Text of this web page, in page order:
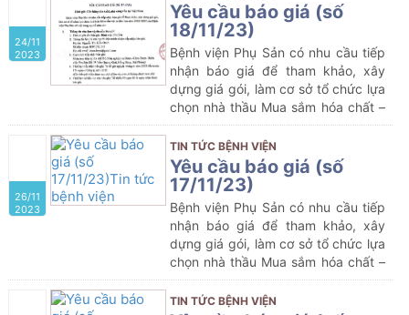
24/11
2023
Yêu cầu báo giá (số
18/11/23)
Bệnh viện Phụ Sản có nhu cầu tiếp
nhận báo giá để tham khảo, xây
dựng giá gói, làm cơ sở tổ chức lựa
chọn nhà thầu Mua sắm hóa chất –
vật tư y tế của Bệnh viện Phụ Sản
26/11
2023
TIN TỨC BỆNH VIỆN
Yêu cầu báo giá (số
17/11/23)
Bệnh viện Phụ Sản có nhu cầu tiếp
nhận báo giá để tham khảo, xây
dựng giá gói, làm cơ sở tổ chức lựa
chọn nhà thầu Mua sắm hóa chất –
vật tư y tế của Bệnh viện Phụ Sản
TIN TỨC BỆNH VIỆN